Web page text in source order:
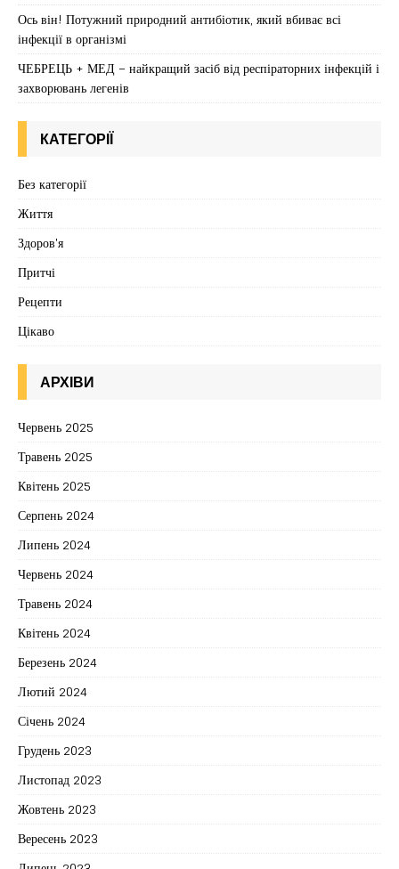
Ось він! Потужний природний антибіотик, який вбиває всі
інфекції в організмі
ЧЕБРЕЦЬ + МЕД – найкращий засіб від респіраторних інфекцій і
захворювань легенів
КАТЕГОРІЇ
Без категорії
Життя
Здоров'я
Притчі
Рецепти
Цікаво
АРХІВИ
Червень 2025
Травень 2025
Квітень 2025
Серпень 2024
Липень 2024
Червень 2024
Травень 2024
Квітень 2024
Березень 2024
Лютий 2024
Січень 2024
Грудень 2023
Листопад 2023
Жовтень 2023
Вересень 2023